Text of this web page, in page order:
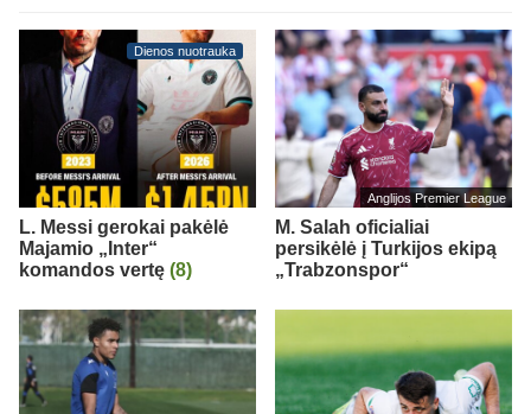
Dienos nuotrauka
L. Messi gerokai pakėlė
Majamio „Inter“
komandos vertę (8)
Anglijos Premier League
M. Salah oficialiai
persikėlė į Turkijos ekipą
„Trabzonspor“